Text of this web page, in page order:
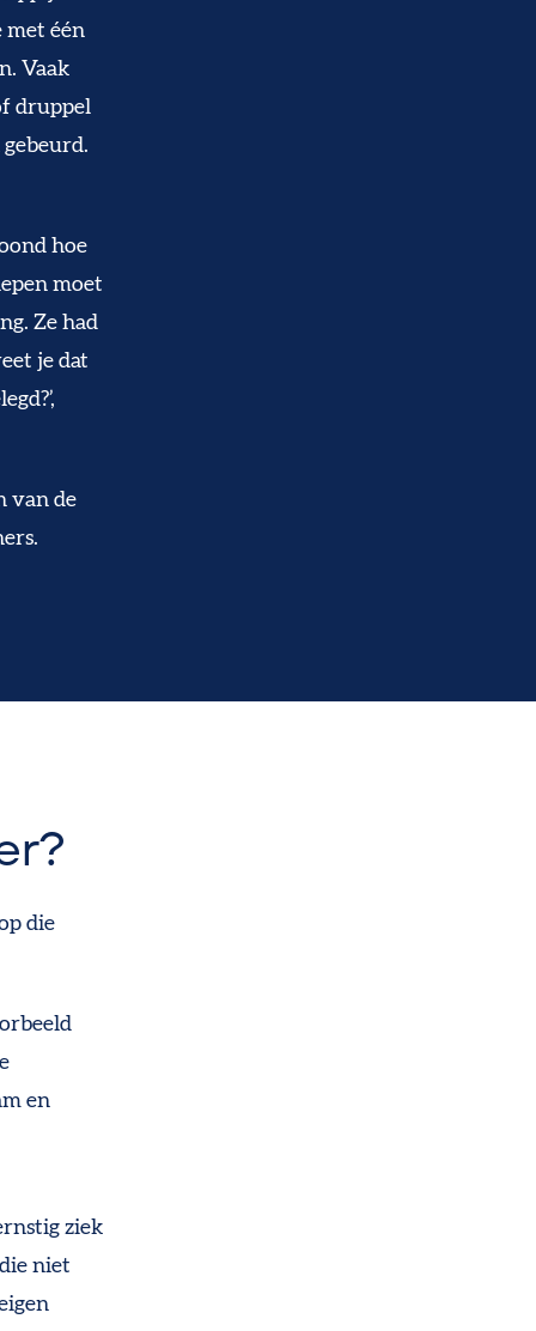
met één
Vaak
druppel
hoe
moet
Ze had
je dat
van de
die
en
ziek
niet